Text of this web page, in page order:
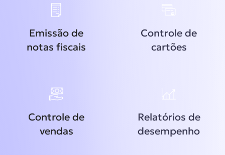
Emissão de
notas fiscais
Controle de
cartões
Controle de
vendas
Relatórios de
desempenho